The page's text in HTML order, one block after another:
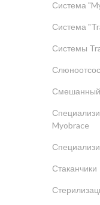
Система
Система
Системы
Смешанный
Myobrace
Стаканчики